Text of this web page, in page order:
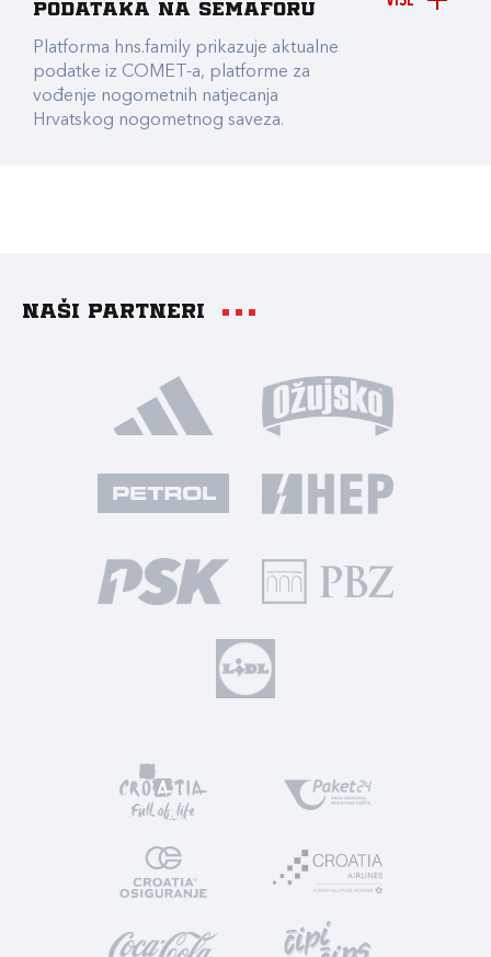
podataka na Semaforu
Platforma hns.family prikazuje aktualne
podatke iz COMET-a, platforme za
vođenje nogometnih natjecanja
Hrvatskog nogometnog saveza.
Naši partneri